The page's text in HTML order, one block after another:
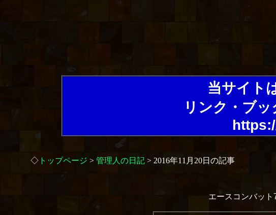
当サイト
リンク・ブッ
◇ トップページ > 管理人の日記 > 2016年11月20日の記事
エースコンバット